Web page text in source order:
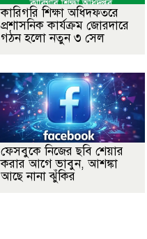
কারিগরি শিক্ষা অধিদফতরে
প্রশাসনিক কার্যক্রম জোরদারে
গঠন হলো নতুন ৩ সেল
ফেসবুকে নিজের ছবি শেয়ার
করার আগে ভাবুন, আশঙ্কা
আছে নানা ঝুঁকির